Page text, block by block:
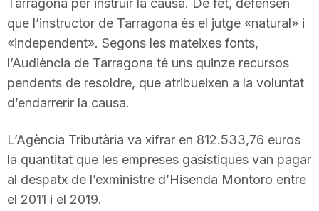
Tarragona per instruir la causa. De fet, defensen
que l’instructor de Tarragona és el jutge «natural» i
«independent». Segons les mateixes fonts,
l’Audiència de Tarragona té uns quinze recursos
pendents de resoldre, que atribueixen a la voluntat
d’endarrerir la causa.
L’Agència Tributària va xifrar en 812.533,76 euros
la quantitat que les empreses gasístiques van pagar
al despatx de l’exministre d’Hisenda Montoro entre
el 2011 i el 2019.